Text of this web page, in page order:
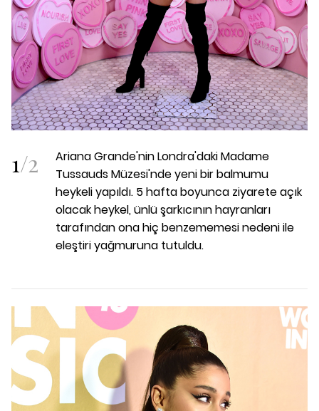
1/2
Ariana Grande'nin Londra'daki Madame
Tussauds Müzesi'nde yeni bir balmumu
heykeli yapıldı. 5 hafta boyunca ziyarete açık
olacak heykel, ünlü şarkıcının hayranları
tarafından ona hiç benzememesi nedeni ile
eleştiri yağmuruna tutuldu.